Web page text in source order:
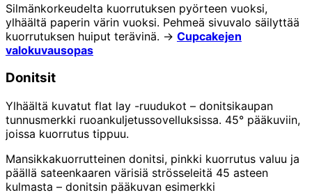
Silmänkorkeudelta kuorrutuksen pyörteen vuoksi,
ylhäältä paperin värin vuoksi. Pehmeä sivuvalo säilyttää
kuorrutuksen huiput terävinä. → Cupcakejen
valokuvausopas
Donitsit
Ylhäältä kuvatut flat lay -ruudukot – donitsikaupan
tunnusmerkki ruoankuljetussovelluksissa. 45° pääkuviin,
joissa kuorrutus tippuu.
Mansikkakuorrutteinen donitsi, pinkki kuorrutus valuu ja
päällä sateenkaaren värisiä strösseleitä 45 asteen
kulmasta – donitsin pääkuvan esimerkki